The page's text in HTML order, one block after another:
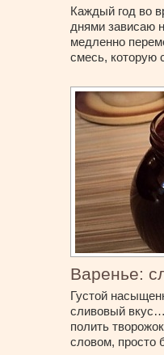
Каждый год во
днями зависаю
медленно
смесь, которую
Варенье:
Густой
сливовый
полить
словом, просто